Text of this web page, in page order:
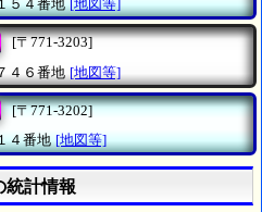
５４番地 [地図等]
[〒771-3203]
４６番地 [地図等]
[〒771-3202]
４番地 [地図等]
統計情報